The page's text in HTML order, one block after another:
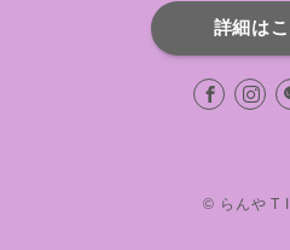
詳細は
© らんや T